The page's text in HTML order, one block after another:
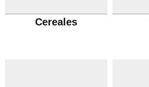
Cereales